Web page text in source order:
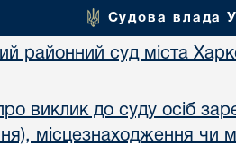
Судова влада
районний суд міста
виклик до суду осіб
місцезнаходження чи